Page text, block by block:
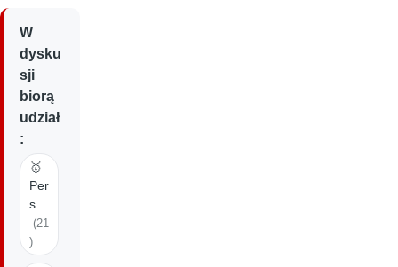
W
dysku
sji
biorą
udział
:
🥇
Per
s
(21
)